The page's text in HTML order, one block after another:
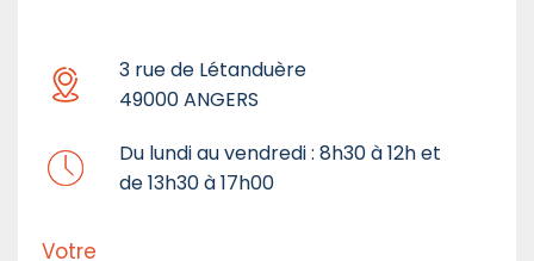
3 rue de Létanduère
49000 ANGERS
Du lundi au vendredi : 8h30 à 12h et
de 13h30 à 17h00
Votre